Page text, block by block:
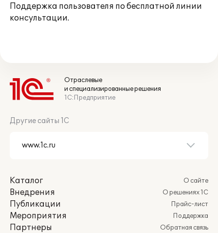
Поддержка пользователя по бесплатной линии
консультации.
Отраслевые
и специализированные решения
1С:Предприятие
Другие сайты 1С
Каталог
Внедрения
Публикации
Мероприятия
Партнеры
О сайте
О решениях 1С
Прайс-лист
Поддержка
Обратная связь